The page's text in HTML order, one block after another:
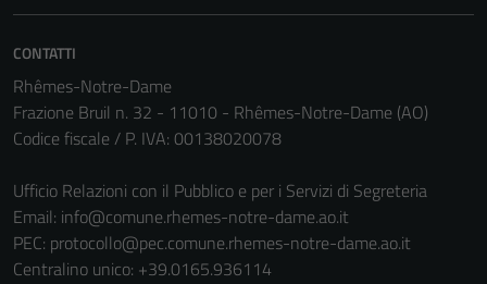
CONTATTI
Rhêmes-Notre-Dame
Frazione Bruil n. 32 - 11010 - Rhêmes-Notre-Dame (AO)
Codice fiscale / P. IVA: 00138020078
Ufficio Relazioni con il Pubblico e per i Servizi di Segreteria
Email: info@comune.rhemes-notre-dame.ao.it
PEC: protocollo@pec.comune.rhemes-notre-dame.ao.it
Centralino unico: +39.0165.936114
possono
non raccolgono
informazioni